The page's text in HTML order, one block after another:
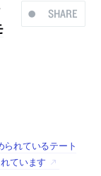
SHARE
れているテート
ています